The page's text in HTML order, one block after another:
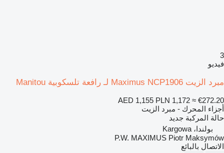
3
فيديو
مبرد الزيت Maximus NCP1906 لـ رافعة تلسكوبية Manitou
AED 1,155 PLN 1,172 ≈ €272.20
أجزاء المحرك - مبرد الزيت
حالة المركبة جديد
بولندا، Kargowa
P.W. MAXIMUS Piotr Maksymów
الاتصال بالبائع